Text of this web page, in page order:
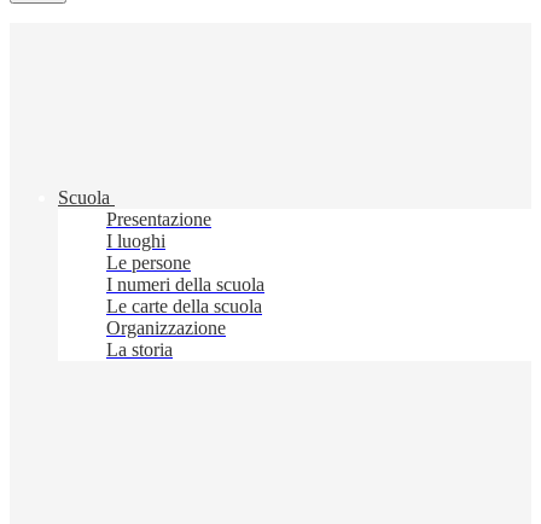
Scuola
Presentazione
I luoghi
Le persone
I numeri della scuola
Le carte della scuola
Organizzazione
La storia